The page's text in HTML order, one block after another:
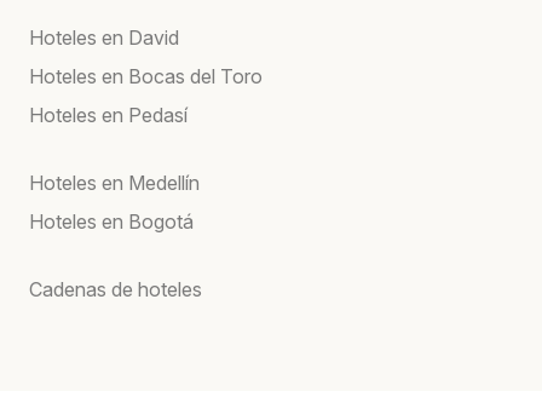
Hoteles en David
Hoteles en Bocas del Toro
Hoteles en Pedasí
Hoteles en Medellín
Hoteles en Bogotá
Cadenas de hoteles